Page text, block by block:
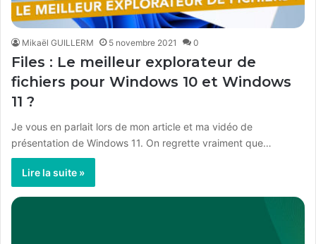
Mikaël GUILLERM 5 novembre 2021 0
Files : Le meilleur explorateur de
fichiers pour Windows 10 et Windows
11 ?
Je vous en parlait lors de mon article et ma vidéo de
présentation de Windows 11. On regrette vraiment que…
Lire la suite »